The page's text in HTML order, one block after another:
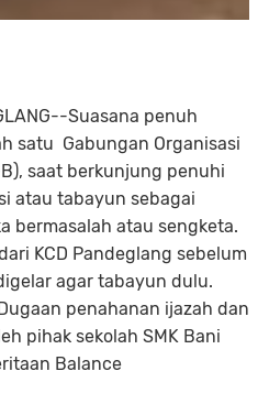
Suasana penuh
satu Gabungan Organisasi
saat berkunjung penuhi
atau tabayun sebagai
bermasalah atau sengketa.
KCD Pandeglang sebelum
agar tabayun dulu.
penahanan ijazah dan
pihak sekolah SMK Bani
Balance